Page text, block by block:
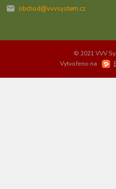
obchod@vvvsystem.cz
© 2021 VVV
Vytvořeno na